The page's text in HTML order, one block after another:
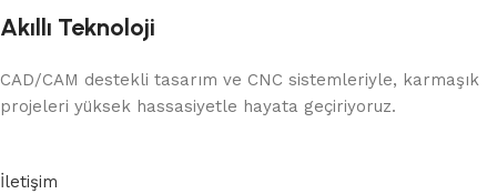
Akıllı Teknoloji
CAD/CAM destekli tasarım ve CNC sistemleriyle, karmaşık
projeleri yüksek hassasiyetle hayata geçiriyoruz.
İletişim